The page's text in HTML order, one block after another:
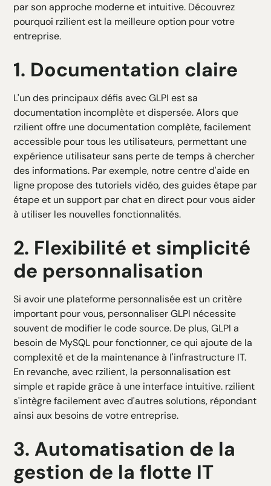
par son approche moderne et intuitive. Découvrez
pourquoi rzilient est la meilleure option pour votre
entreprise.
1. Documentation claire
L'un des principaux défis avec GLPI est sa
documentation incomplète et dispersée. Alors que
rzilient offre une documentation complète, facilement
accessible pour tous les utilisateurs, permettant une
expérience utilisateur sans perte de temps à chercher
des informations. Par exemple, notre centre d'aide en
ligne propose des tutoriels vidéo, des guides étape par
étape et un support par chat en direct pour vous aider
à utiliser les nouvelles fonctionnalités.
2. Flexibilité et simplicité
de personnalisation
Si avoir une plateforme personnalisée est un critère
important pour vous, personnaliser GLPI nécessite
souvent de modifier le code source. De plus, GLPI a
besoin de MySQL pour fonctionner, ce qui ajoute de la
complexité et de la maintenance à l'infrastructure IT.
En revanche, avec rzilient, la personnalisation est
simple et rapide grâce à une interface intuitive. rzilient
s'intègre facilement avec d'autres solutions, répondant
ainsi aux besoins de votre entreprise.
3. Automatisation de la
gestion de la flotte IT